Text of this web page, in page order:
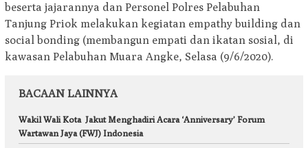
beserta jajarannya dan Personel Polres Pelabuhan
Tanjung Priok melakukan kegiatan empathy building dan
social bonding (membangun empati dan ikatan sosial, di
kawasan Pelabuhan Muara Angke, Selasa (9/6/2020).
BACAAN LAINNYA
Wakil Wali Kota Jakut Menghadiri Acara ‘Anniversary’ Forum
Wartawan Jaya (FWJ) Indonesia